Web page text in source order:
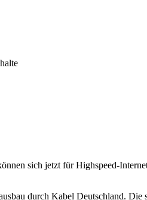
sich jetzt für Highspeed-
durch Kabel Deutschland.